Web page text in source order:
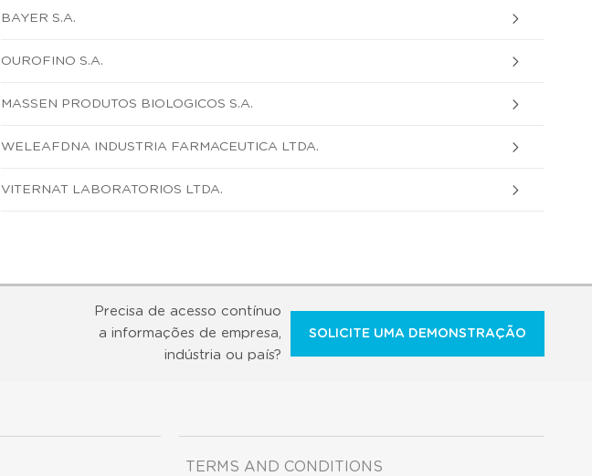
BAYER S.A.
OUROFINO S.A.
MASSEN PRODUTOS BIOLOGICOS S.A.
WELEAFDNA INDUSTRIA FARMACEUTICA LTDA.
VITERNAT LABORATORIOS LTDA.
Precisa de acesso contínuo
a informações de empresa,
indústria ou país?
SOLICITE UMA DEMONSTRAÇÃO
TERMS AND CONDITIONS